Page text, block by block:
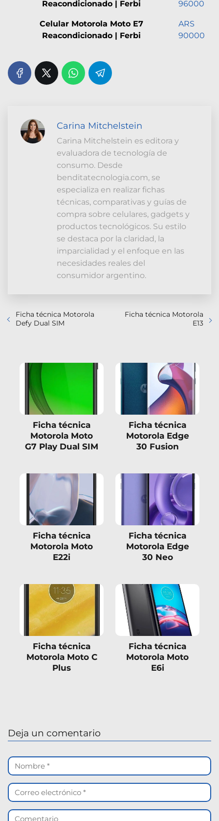
Reacondicionado | Ferbi 96000
Celular Motorola Moto E7
Reacondicionado | Ferbi
ARS
90000
Carina Mitchelstein
Carina Mitchelstein es editora y
evaluadora de tecnología de
consumo. Desde
benditatecnologia.com, se
especializa en realizar fichas
técnicas, comparativas y guías de
compra sobre celulares, gadgets y
productos tecnológicos. Su estilo
se destaca por la claridad, la
imparcialidad y el enfoque en las
necesidades reales del
consumidor argentino.
Ficha técnica Motorola
Defy Dual SIM
Ficha técnica Motorola
E13
Ficha técnica
Motorola Moto
G7 Play Dual SIM
Ficha técnica
Motorola Edge
30 Fusion
Ficha técnica
Motorola Moto
E22i
Ficha técnica
Motorola Edge
30 Neo
Ficha técnica
Motorola Moto C
Plus
Ficha técnica
Motorola Moto
E6i
Deja un comentario